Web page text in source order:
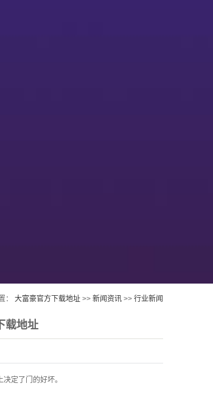
： 大富豪官方下载地址 >> 新闻资讯 >> 行业新闻
载地址
定了门的好坏。